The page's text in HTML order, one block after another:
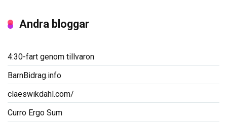
Andra bloggar
4:30-fart genom tillvaron
BarnBidrag.info
claeswikdahl.com/
Curro Ergo Sum